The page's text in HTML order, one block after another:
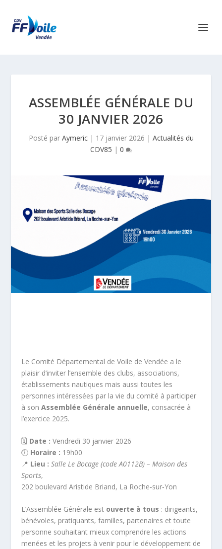
ASSEMBLÉE GÉNÉRALE DU
30 JANVIER 2026
Posté par Aymeric| 17 janvier 2026 | Actualités du
CDV85 | 0
Le Comité Départemental de Voile de Vendée a le
plaisir d’inviter l’ensemble des clubs, associations,
établissements nautiques mais aussi toutes les
personnes intéressées par la vie du comité à participer
à son Assemblée Générale annuelle, consacrée à
l’exercice 2025.
🗓 Date : Vendredi 30 janvier 2026
🕖 Horaire : 19h00
📍 Lieu : Salle Le Bocage (code A0112B) – Maison des
Sports,
202 boulevard Aristide Briand, La Roche‑sur‑Yon
L’Assemblée Générale est ouverte à tous : dirigeants,
bénévoles, pratiquants, familles, partenaires et toute
personne souhaitant mieux comprendre les actions
menées et les projets à venir pour le développement de